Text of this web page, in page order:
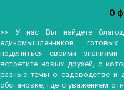
О
>> У нас Вы найдете
единомышленников,
поделиться своими
встретите новых друзей, с
разные темы о садоводстве и
обстановке, где с уважением